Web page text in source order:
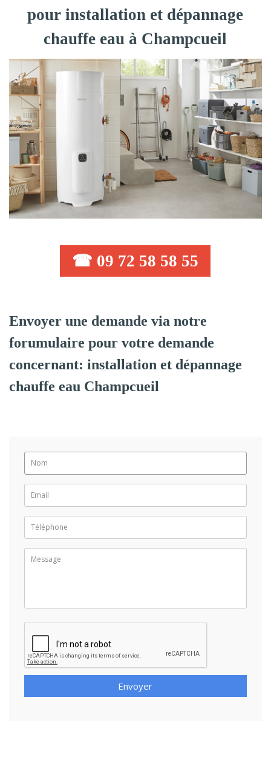
pour installation et dépannage
chauffe eau à Champcueil
☎ 09 72 58 58 55
Envoyer une demande via notre
forumulaire pour votre demande
concernant: installation et dépannage
chauffe eau Champcueil
Envoyer